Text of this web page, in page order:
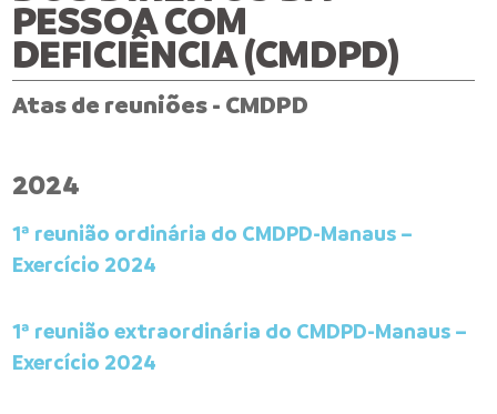
PESSOA COM
DEFICIÊNCIA (CMDPD)
Atas de reuniões - CMDPD
2024
1ª reunião ordinária do CMDPD-Manaus –
Exercício 2024
1ª reunião extraordinária do CMDPD-Manaus –
Exercício 2024